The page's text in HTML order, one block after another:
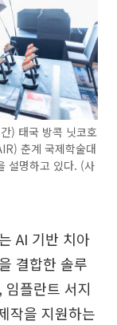
) 태국 방콕 닛코호
춘계 국제학술대
설명하고 있다. (사
AI 기반 치아
결합한 솔루
플란트 서지
작을 지원하는